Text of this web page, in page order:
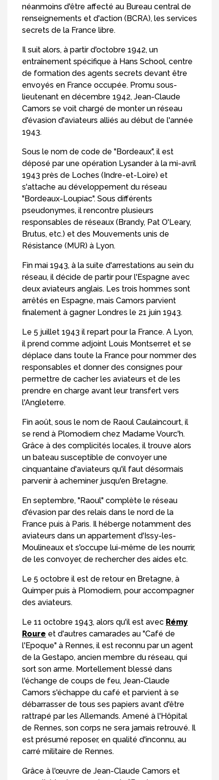
néanmoins d'être affecté au Bureau central de
renseignements et d'action (BCRA), les services
secrets de la France libre.
Il suit alors, à partir d'octobre 1942, un
entraînement spécifique à Hans School, centre
de formation des agents secrets devant être
envoyés en France occupée. Promu sous-
lieutenant en décembre 1942, Jean-Claude
Camors se voit chargé de monter un réseau
d'évasion d'aviateurs alliés au début de l'année
1943.
Sous le nom de code de "Bordeaux", il est
déposé par une opération Lysander à la mi-avril
1943 près de Loches (Indre-et-Loire) et
s'attache au développement du réseau
"Bordeaux-Loupiac". Sous différents
pseudonymes, il rencontre plusieurs
responsables de réseaux (Brandy, Pat O'Leary,
Brutus, etc.) et des Mouvements unis de
Résistance (MUR) à Lyon.
Fin mai 1943, à la suite d'arrestations au sein du
réseau, il décide de partir pour l'Espagne avec
deux aviateurs anglais. Les trois hommes sont
arrêtés en Espagne, mais Camors parvient
finalement à gagner Londres le 21 juin 1943.
Le 5 juillet 1943 il repart pour la France. A Lyon,
il prend comme adjoint Louis Montserret et se
déplace dans toute la France pour nommer des
responsables et donner des consignes pour
permettre de cacher les aviateurs et de les
prendre en charge avant leur transfert vers
l'Angleterre.
Fin août, sous le nom de Raoul Caulaincourt, il
se rend à Plomodiern chez Madame Vourc'h.
Grâce à des complicités locales, il trouve alors
un bateau susceptible de convoyer une
cinquantaine d'aviateurs qu'il faut désormais
parvenir à acheminer jusqu'en Bretagne.
En septembre, "Raoul" complète le réseau
d'évasion par des relais dans le nord de la
France puis à Paris. Il héberge notamment des
aviateurs dans un appartement d'Issy-les-
Moulineaux et s'occupe lui-même de les nourrir,
de les convoyer, de rechercher des aides etc.
Le 5 octobre il est de retour en Bretagne, à
Quimper puis à Plomodiern, pour accompagner
des aviateurs.
Le 11 octobre 1943, alors qu'il est avec Rémy
Roure et d'autres camarades au "Café de
l'Epoque" à Rennes, il est reconnu par un agent
de la Gestapo, ancien membre du réseau, qui
sort son arme. Mortellement blessé dans
l'échange de coups de feu, Jean-Claude
Camors s'échappe du café et parvient à se
débarrasser de tous ses papiers avant d'être
rattrapé par les Allemands. Amené à l'Hôpital
de Rennes, son corps ne sera jamais retrouvé. Il
est présumé reposer, en qualité d'inconnu, au
carré militaire de Rennes.
Grâce à l'œuvre de Jean-Claude Camors et